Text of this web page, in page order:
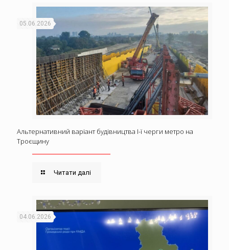
05.06.2026
Альтернативний варіант будівництва І-ї черги метро на
Троєщину
Читати далі
04.06.2026